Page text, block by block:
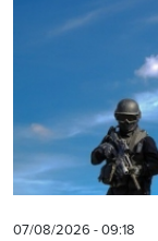
07/08/2026 - 09:18